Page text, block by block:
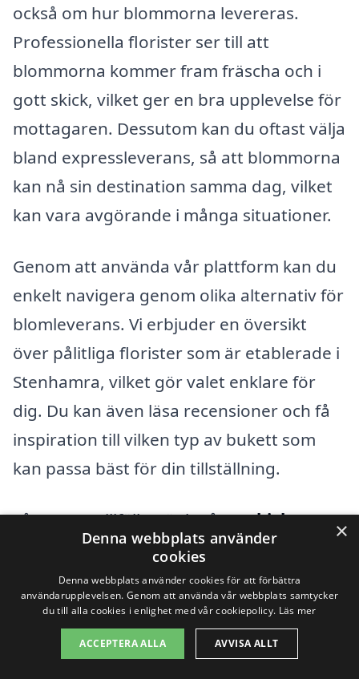
också om hur blommorna levereras.
Professionella florister ser till att
blommorna kommer fram fräscha och i
gott skick, vilket ger en bra upplevelse för
mottagaren. Dessutom kan du oftast välja
bland expressleverans, så att blommorna
kan nå sin destination samma dag, vilket
kan vara avgörande i många situationer.
Genom att använda vår plattform kan du
enkelt navigera genom olika alternativ för
blomleverans. Vi erbjuder en översikt
över pålitliga florister som är etablerade i
Stenhamra, vilket gör valet enklare för
dig. Du kan även läsa recensioner och få
inspiration till vilken typ av bukett som
kan passa bäst för din tillställning.
Så oavsett tillfälle, tänk på attskicka
blommor i Stenhamrakan vara en vacker
och meningsfull gest som lämnar ett
varaktigt intryck. Blommor talar ett eget
språk och kan uttrycka känslor som ibland
kan vara svåra att sätta ord på. Vill du
×
Denna webbplats använder
cookies
Denna webbplats använder cookies för att förbättra
användarupplevelsen. Genom att använda vår webbplats samtycker
du till alla cookies i enlighet med vår cookiepolicy. Läs mer
ACCEPTERA ALLA AVVISA ALLT